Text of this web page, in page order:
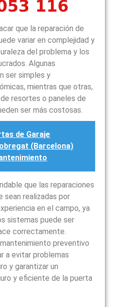
que la reparación de
variar en complejidad y
del problema y los
Algunas
ser simples y
mientras que otras,
resortes o paneles de
ser más costosas.
de Garaje
(Barcelona)
que las reparaciones
sean realizadas por
en el campo, ya
sistemas puede ser
correctamente.
preventivo
a evitar problemas
y garantizar un
y eficiente de la puerta